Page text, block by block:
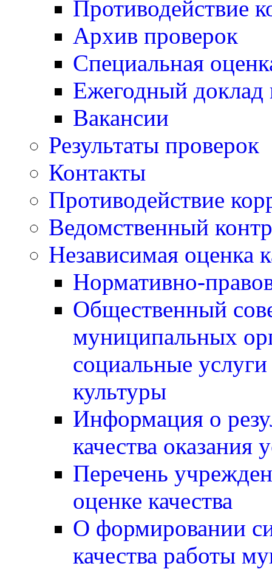
Противодействие
Архив проверок
Специальная
Ежегодный доклад
Вакансии
Результаты проверок
Контакты
Противодействие
Ведомственный
Независимая оценка
Нормативно-
Общественный
муниципальных
социальные
культуры
Информация о
качества оказания
Перечень
оценке качества
О формировании
качества работы